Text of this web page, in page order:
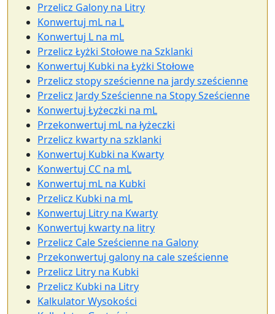
Przelicz Galony na Litry
Konwertuj mL na L
Konwertuj L na mL
Przelicz Łyżki Stołowe na Szklanki
Konwertuj Kubki na Łyżki Stołowe
Przelicz stopy sześcienne na jardy sześcienne
Przelicz Jardy Sześcienne na Stopy Sześcienne
Konwertuj Łyżeczki na mL
Przekonwertuj mL na łyżeczki
Przelicz kwarty na szklanki
Konwertuj Kubki na Kwarty
Konwertuj CC na mL
Konwertuj mL na Kubki
Przelicz Kubki na mL
Konwertuj Litry na Kwarty
Konwertuj kwarty na litry
Przelicz Cale Sześcienne na Galony
Przekonwertuj galony na cale sześcienne
Przelicz Litry na Kubki
Przelicz Kubki na Litry
Kalkulator Wysokości